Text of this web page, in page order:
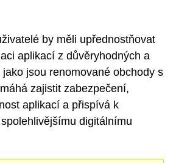
by měli upřednostňovat
aplikací z důvěryhodných a
jsou renomované obchody s
zajistit zabezpečení,
aplikací a přispívá k
digitálnímu